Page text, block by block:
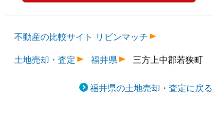
不動産の比較サイト リビンマッチ
土地売却・査定
福井県 三方上中郡若狭町
福井県の土地売却・査定に戻る